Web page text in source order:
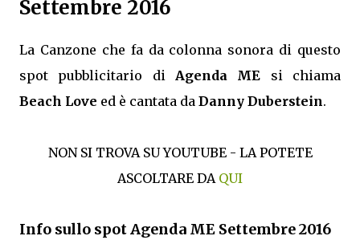
Settembre 2016
La Canzone che fa da colonna sonora di questo
spot pubblicitario di Agenda ME si chiama
Beach Love ed è cantata da Danny Duberstein.
NON SI TROVA SU YOUTUBE - LA POTETE
ASCOLTARE DA QUI
Info sullo spot Agenda ME Settembre 2016